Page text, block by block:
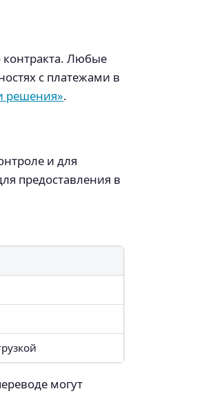
контракта. Любые
с платежами в
решения».
и для
предоставления в
могут